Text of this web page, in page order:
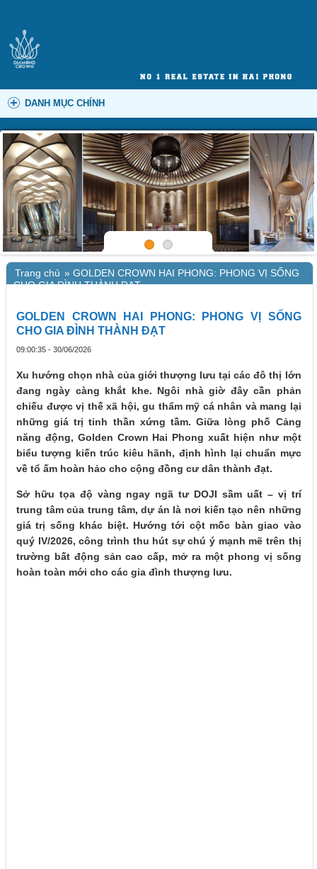
DANH MỤC CHÍNH
Trang chủ » GOLDEN CROWN HAI PHONG: PHONG VỊ SỐNG
CHO GIA ĐÌNH THÀNH ĐẠT
GOLDEN CROWN HAI PHONG: PHONG VỊ SỐNG
CHO GIA ĐÌNH THÀNH ĐẠT
09:00:35 - 30/06/2026
Xu hướng chọn nhà của giới thượng lưu tại các đô thị lớn
đang ngày càng khắt khe. Ngôi nhà giờ đây cần phản
chiếu được vị thế xã hội, gu thẩm mỹ cá nhân và mang lại
những giá trị tinh thần xứng tầm. Giữa lòng phố Cảng
năng động, Golden Crown Hai Phong xuất hiện như một
biểu tượng kiến trúc kiêu hãnh, định hình lại chuẩn mực
về tổ ấm hoàn hảo cho cộng đồng cư dân thành đạt.
Sở hữu tọa độ vàng ngay ngã tư DOJI sầm uất – vị trí
trung tâm của trung tâm, dự án là nơi kiến tạo nên những
giá trị sống khác biệt. Hướng tới cột mốc bàn giao vào
quý IV/2026, công trình thu hút sự chú ý mạnh mẽ trên thị
trường bất động sản cao cấp, mở ra một phong vị sống
hoàn toàn mới cho các gia đình thượng lưu.